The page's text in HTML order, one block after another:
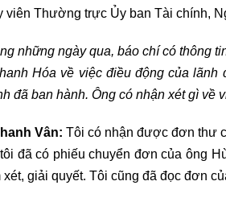
viên Thường trực Ủy ban Tài chính,
những ngày qua, báo chí có thông
Hóa về việc điều động của
đã ban hành. Ông có nhận xét gì về
Vân: Tôi có nhận được đơn thư
đã có phiếu chuyển đơn của ông
xét, giải quyết. Tôi cũng đã đọc đơn